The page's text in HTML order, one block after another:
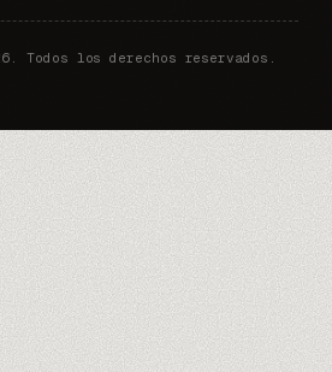
Todos los derechos reservados.